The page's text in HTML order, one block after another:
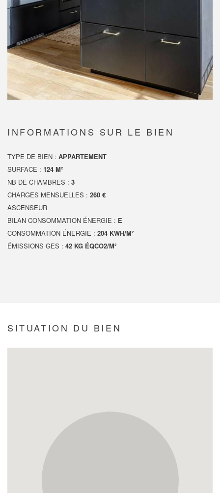
INFORMATIONS SUR LE BIEN
TYPE DE BIEN : APPARTEMENT
SURFACE : 124 M²
NB DE CHAMBRES : 3
CHARGES MENSUELLES : 260 €
ASCENSEUR
BILAN CONSOMMATION ÉNERGIE : E
CONSOMMATION ÉNERGIE : 204 KWH/M²
ÉMISSIONS GES : 42 KG ÉQCO2/M²
SITUATION DU BIEN